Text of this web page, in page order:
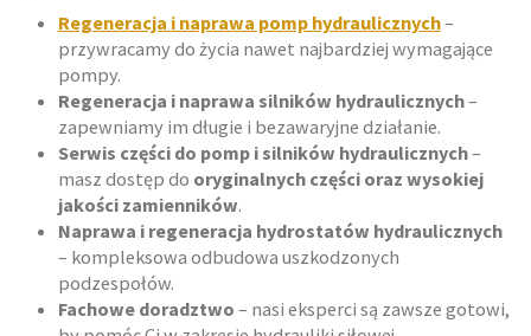
Regeneracja i naprawa pomp hydraulicznych–
przywracamy do życia nawet najbardziej wymagające
pompy.
Regeneracja i naprawa silników hydraulicznych–
zapewniamy im długie i bezawaryjne działanie.
Serwis części do pomp i silników hydraulicznych–
masz dostęp do oryginalnych części oraz wysokiej
jakości zamienników.
Naprawa i regeneracja hydrostatów hydraulicznych
– kompleksowa odbudowa uszkodzonych
podzespołów.
Fachowe doradztwo – nasi eksperci są zawsze gotowi,